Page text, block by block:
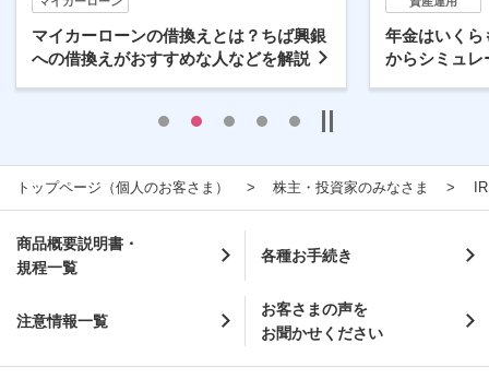
換えとは？ちば興銀
めな人などを解説
年金はいくらもらえる？年金平均
からシミュレーションしてみよう
トップページ（個人のお客さま） 株主・投資家のみなさま
商品概要説明書・
規程一覧
各種お手続き
注意情報一覧
お客さまの声を
お聞かせください